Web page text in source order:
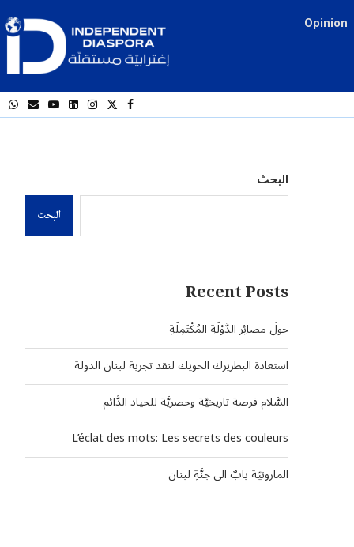
Opinion
البحث
البحث
Recent Posts
حولَ مصائِر الدَّوْلَةِ المُكْتَمِلَةِ
استعادة البطريرك الحويك لنقد تجربة لبنان الدولة
السَّلام فرصة تاريخيَّة وحصريَّة للحياد الدَّائم
L’éclat des mots: Les secrets des couleurs
المارونيّة بابٌ الى جنَّةِ لبنان